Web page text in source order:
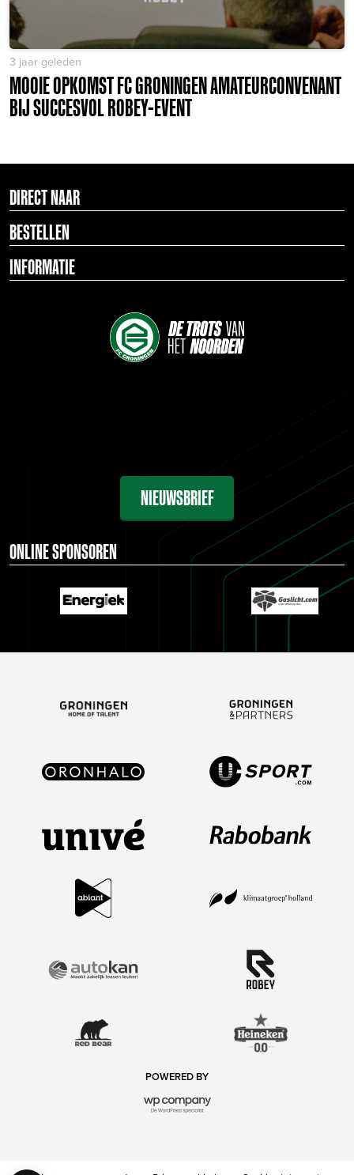
3 jaar geleden
MOOIE OPKOMST FC GRONINGEN AMATEURCONVENANT
BIJ SUCCESVOL ROBEY-EVENT
DIRECT NAAR
BESTELLEN
INFORMATIE
NIEUWSBRIEF
ONLINE SPONSOREN
POWERED BY